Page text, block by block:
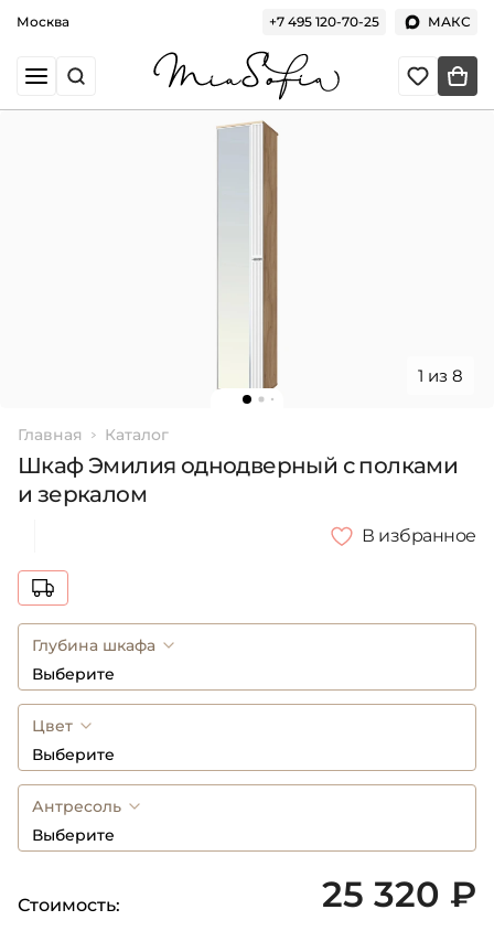
Москва +7 495 120-70-25 МАКС
1 из 8
Главная Каталог
Шкаф Эмилия однодверный с полками
и зеркалом
В избранное
Глубина шкафа
Выберите
Цвет
Выберите
Антресоль
Выберите
Стоимость: 25 320 ₽